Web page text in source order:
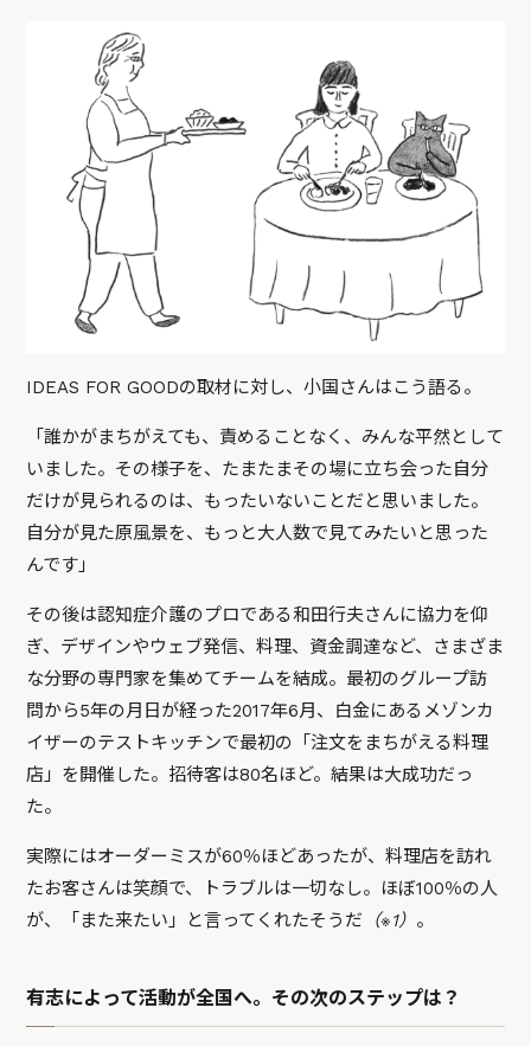
IDEAS FOR GOODの取材に対し、小国さんはこう語る。
「誰かがまちがえても、責めることなく、みんな平然として
いました。その様子を、たまたまその場に立ち会った自分
だけが見られるのは、もったいないことだと思いました。
自分が見た原風景を、もっと大人数で見てみたいと思った
んです」
その後は認知症介護のプロである和田行夫さんに協力を仰
ぎ、 デザインやウェブ発信、料理、資金調達など、さまざま
な分野の専門家を集めてチームを結成。最初のグループ訪
問から5年の月日が経った2017年6月、白金にあるメゾンカ
イザーのテストキッチンで最初の「注文をまちがえる料理
店」を開催した。招待客は80名ほど。結果は大成功だっ
た。
実際にはオーダーミスが60％ほどあったが、料理店を訪れ
たお客さんは笑顔で、トラブルは一切なし。ほぼ100％の人
が、「また来たい」と言ってくれたそうだ （※1） 。
有志によって活動が全国へ。その次のステップは？